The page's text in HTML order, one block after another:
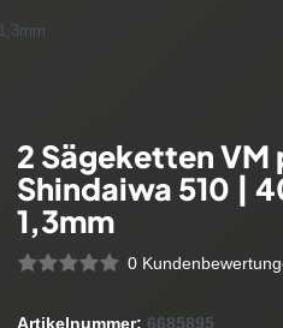
2 Sägeketten VM
Shindaiwa 510 |
1,3mm
0
Artikelnummer: 6685895